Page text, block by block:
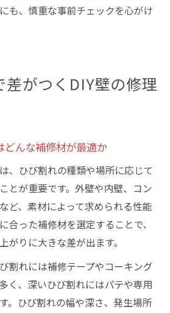
も、慎重な事前チェックを心がけ
差がつくDIY壁の修理
どんな補修材が最適か
、ひび割れの種類や場所に応じて
とが重要です。外壁や内壁、コン
ど、素材によって求められる性能
合った補修材を選定することで、
がりに大きな差が出ます。
割れには補修テープやコーキング
く、深いひび割れにはパテや専用
。ひび割れの幅や深さ、発生場所